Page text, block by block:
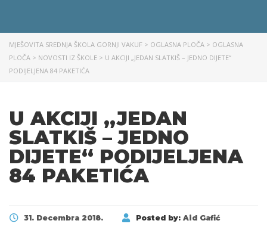
MJEŠOVITA SREDNJA ŠKOLA GORNJI VAKUF > OGLASNA PLOČA > OGLASNA
PLOČA > NOVOSTI IZ ŠKOLE > U AKCIJI „JEDAN SLATKIŠ – JEDNO DIJETE“
PODIJELJENA 84 PAKETIĆA
U AKCIJI „JEDAN
SLATKIŠ – JEDNO
DIJETE“ PODIJELJENA
84 PAKETIĆA
31. Decembra 2018. Posted by: Aid Gafić